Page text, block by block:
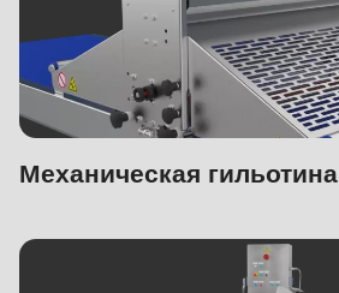
Механическая гильотина